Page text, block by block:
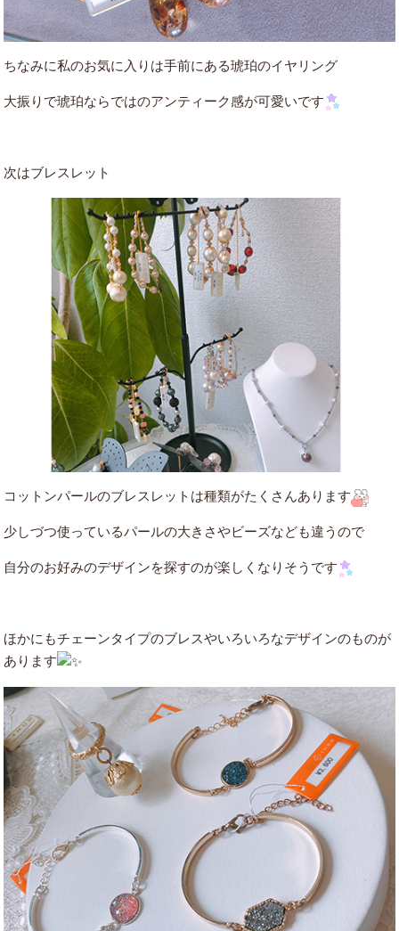
ちなみに私のお気に入りは手前にある琥珀のイヤリング
大振りで琥珀ならではのアンティーク感が可愛いです
次はブレスレット
コットンパールのブレスレットは種類がたくさんあります
少しづつ使っているパールの大きさやビーズなども違うので
自分のお好みのデザインを探すのが楽しくなりそうです
ほかにもチェーンタイプのブレスやいろいろなデザインのものが
あります